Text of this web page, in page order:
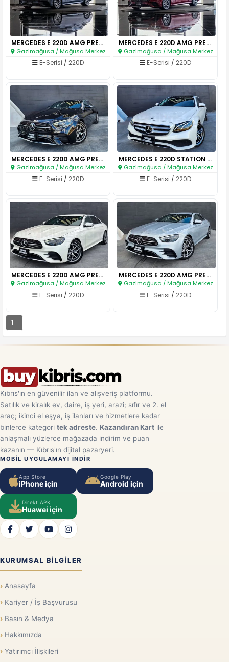
MERCEDES E 220D AMG PREMIUM..
Gazimağusa / Mağusa Merkez
E-Serisi / 220D
MERCEDES E 220D AMG PREMIUM..
Gazimağusa / Mağusa Merkez
E-Serisi / 220D
MERCEDES E 220D AMG PREMIUM..
Gazimağusa / Mağusa Merkez
E-Serisi / 220D
MERCEDES E 220D STATION WAGON..
Gazimağusa / Mağusa Merkez
E-Serisi / 220D
MERCEDES E 220D AMG PREMIUM..
Gazimağusa / Mağusa Merkez
E-Serisi / 220D
MERCEDES E 220D AMG PREMIUM ..
Gazimağusa / Mağusa Merkez
E-Serisi / 220D
1
Kıbrıs'ın en güvenilir ilan ve alışveriş platformu.
Satılık ve kiralık ev, daire, iş yeri, arazi; sıfır ve 2. el
araç; ikinci el eşya, iş ilanları ve hizmetlere kadar
binlerce kategori tek adreste. Kazandıran Kart ile
anlaşmalı yüzlerce mağazada indirim ve puan
kazanın — Kıbrıs'ın dijital pazaryeri.
MOBIL UYGULAMAYI INDIR
App Store
iPhone için
Google Play
Android için
Direkt APK
Huawei için
KURUMSAL BILGILER
Anasayfa
Kariyer / İş Başvurusu
Basın & Medya
Hakkımızda
Yatırımcı İlişkileri